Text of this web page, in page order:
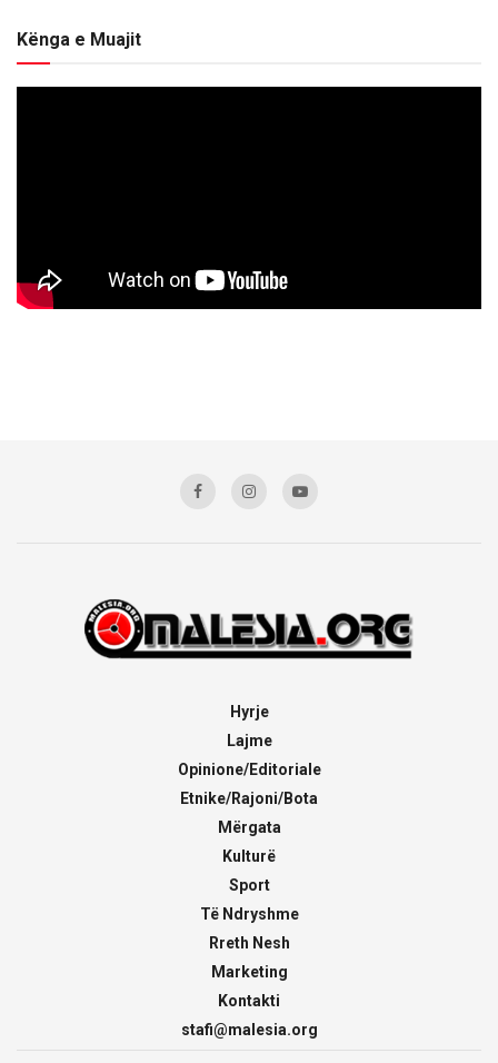
Kënga e Muajit
Hyrje
Lajme
Opinione/Editoriale
Etnike/Rajoni/Bota
Mërgata
Kulturë
Sport
Të Ndryshme
Rreth Nesh
Marketing
Kontakti
stafi@malesia.org